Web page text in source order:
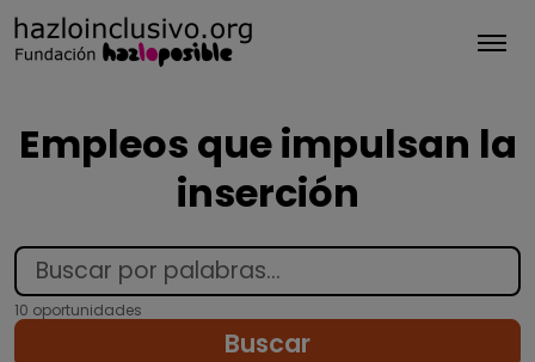
Empleos que impulsan la
inserción
10 oportunidades
Buscar